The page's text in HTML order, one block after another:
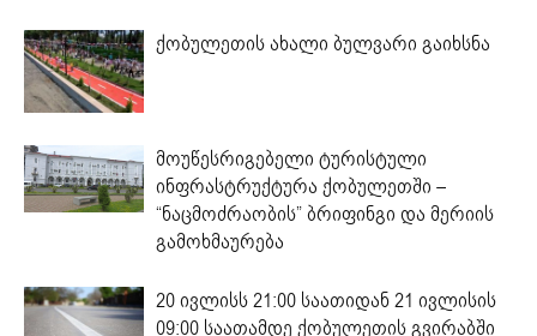
ქობულეთის ახალი ბულვარი გაიხსნა
მოუწესრიგებელი ტურისტული
ინფრასტრუქტურა ქობულეთში –
“ნაცმოძრაობის” ბრიფინგი და მერიის
გამოხმაურება
20 ივლისს 21:00 საათიდან 21 ივლისის
09:00 საათამდე ქობულეთის გვირაბში